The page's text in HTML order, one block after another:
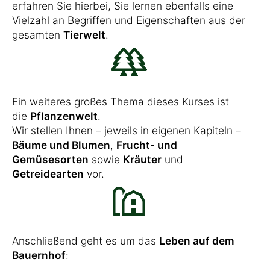
erfahren Sie hierbei, Sie lernen ebenfalls eine
Vielzahl an Begriffen und Eigenschaften aus der
gesamten Tierwelt.
Ein weiteres großes Thema dieses Kurses ist
die Pflanzenwelt.
Wir stellen Ihnen – jeweils in eigenen Kapiteln –
Bäume und Blumen, Frucht- und
Gemüsesorten sowie Kräuter und
Getreidearten vor.
Anschließend geht es um das Leben auf dem
Bauernhof: